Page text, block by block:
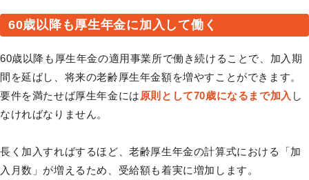
60歳以降も厚生年金に加入して働く
60歳以降も厚生年金の適用事業所で働き続けることで、加入期
間を延ばし、将来の老齢厚生年金額を増やすことができます。
要件を満たせば厚生年金には 原則として70歳になるまで加入 し
なければなりません。
長く加入すればするほど、老齢厚生年金の計算式における「加
入月数」が増えるため、受給額も着実に増加します。